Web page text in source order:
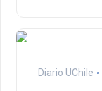
Diario UChile